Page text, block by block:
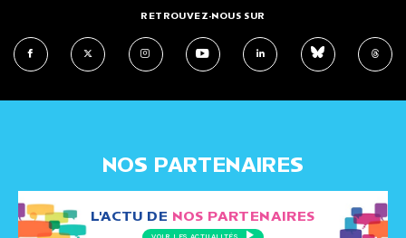
RETROUVEZ-NOUS SUR
NOS PARTENAIRES
L'ACTU DE NOS PARTENAIRES